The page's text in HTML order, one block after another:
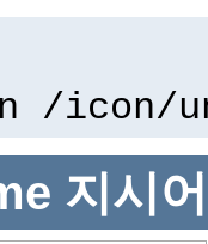
/icon/
지시어